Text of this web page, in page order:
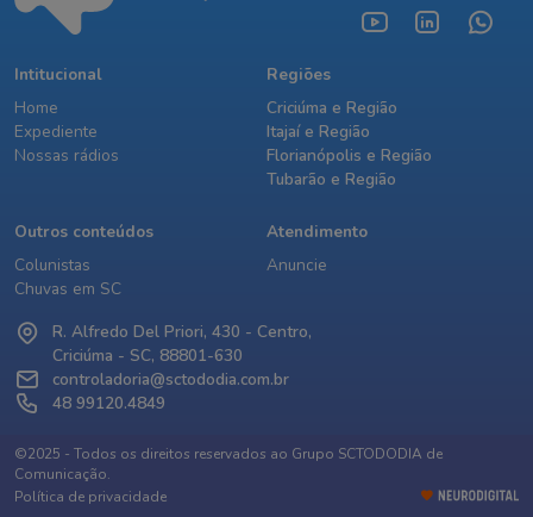
Intitucional
Home
Expediente
Nossas rádios
Regiões
Criciúma e Região
Itajaí e Região
Florianópolis e Região
Tubarão e Região
Outros conteúdos
Colunistas
Chuvas em SC
Atendimento
Anuncie
R. Alfredo Del Priori, 430 - Centro,
Criciúma - SC, 88801-630
controladoria@sctododia.com.br
48 99120.4849
©2025 - Todos os direitos reservados ao Grupo SCTODODIA de
Comunicação.
Política de privacidade